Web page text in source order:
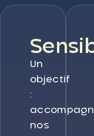
Un
objectif
:
nos